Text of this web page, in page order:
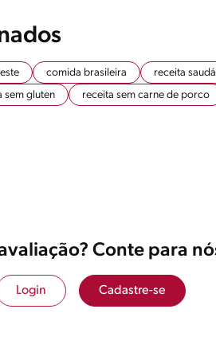
comida brasileira receita
sem gluten receita sem carne de porco
Conte para
Login Cadastre-se